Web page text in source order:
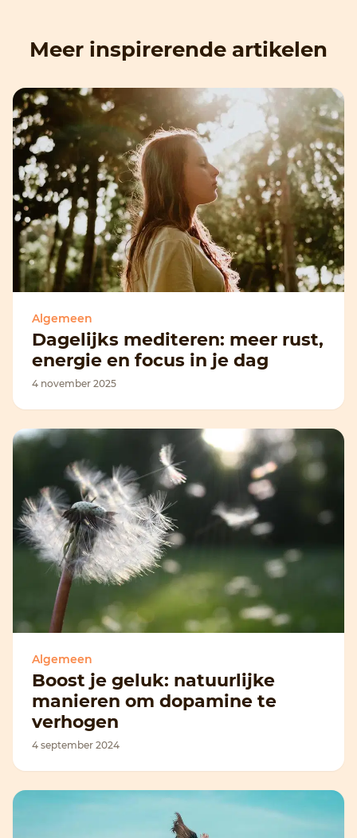
Meer inspirerende artikelen
Algemeen
Dagelijks mediteren: meer rust,
energie en focus in je dag
4 november 2025
Algemeen
Boost je geluk: natuurlijke
manieren om dopamine te
verhogen
4 september 2024